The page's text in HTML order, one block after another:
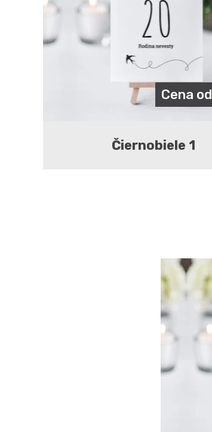
Cena od
Čiernobiele 1